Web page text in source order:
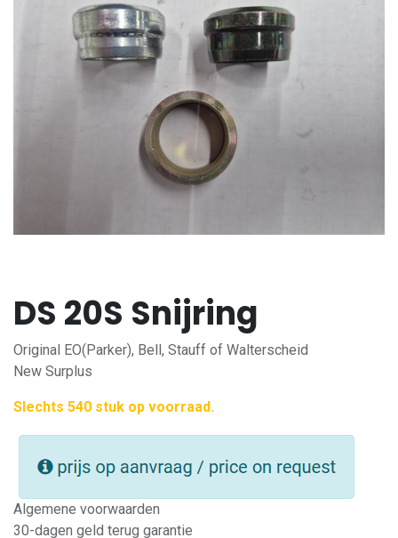
DS 20S Snijring
Original EO(Parker), Bell, Stauff of Walterscheid
New Surplus
Slechts 540 stuk op voorraad.
Algemene voorwaarden
30-dagen geld terug garantie